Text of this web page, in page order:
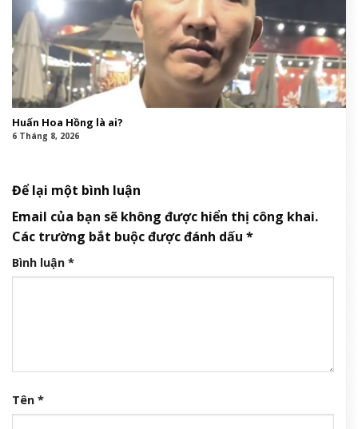
Huấn Hoa Hồng là ai?
6 Tháng 8, 2026
Để lại một bình luận
Email của bạn sẽ không được hiển thị công khai.
Các trường bắt buộc được đánh dấu *
Bình luận *
Tên *